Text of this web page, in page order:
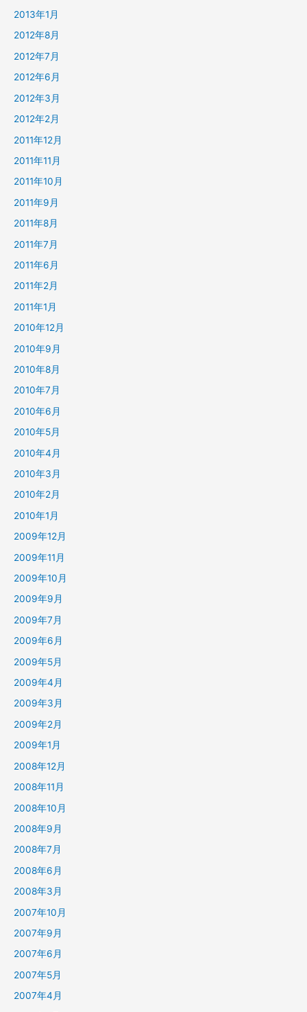
2013年1月
2012年8月
2012年7月
2012年6月
2012年3月
2012年2月
2011年12月
2011年11月
2011年10月
2011年9月
2011年8月
2011年7月
2011年6月
2011年2月
2011年1月
2010年12月
2010年9月
2010年8月
2010年7月
2010年6月
2010年5月
2010年4月
2010年3月
2010年2月
2010年1月
2009年12月
2009年11月
2009年10月
2009年9月
2009年7月
2009年6月
2009年5月
2009年4月
2009年3月
2009年2月
2009年1月
2008年12月
2008年11月
2008年10月
2008年9月
2008年7月
2008年6月
2008年3月
2007年10月
2007年9月
2007年6月
2007年5月
2007年4月